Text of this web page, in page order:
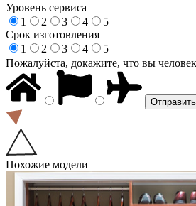
Уровень сервиса
1
2 3 4
5
Срок изготовления
1
2 3 4
5
Пожалуйста, докажите, что вы
Похожие модели